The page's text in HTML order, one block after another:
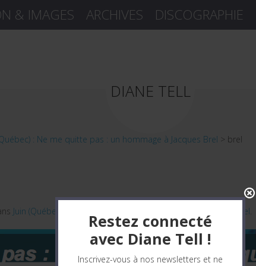
& IMAGES ARCHIVES DISCOGRAPHIE
DIANE TELL
: Ne me quitte pas : un hommage à Jacques Brel > brel
Juin (Québec) : Ne me quitte pas : un hommage à Jacques Brel.
Restez connecté
avec Diane Tell !
Inscrivez-vous à nos newsletters et ne